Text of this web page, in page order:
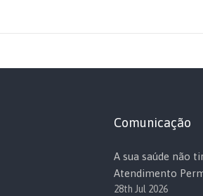
Comunicação
A sua saúde não
Atendimento
28th Jul 2026